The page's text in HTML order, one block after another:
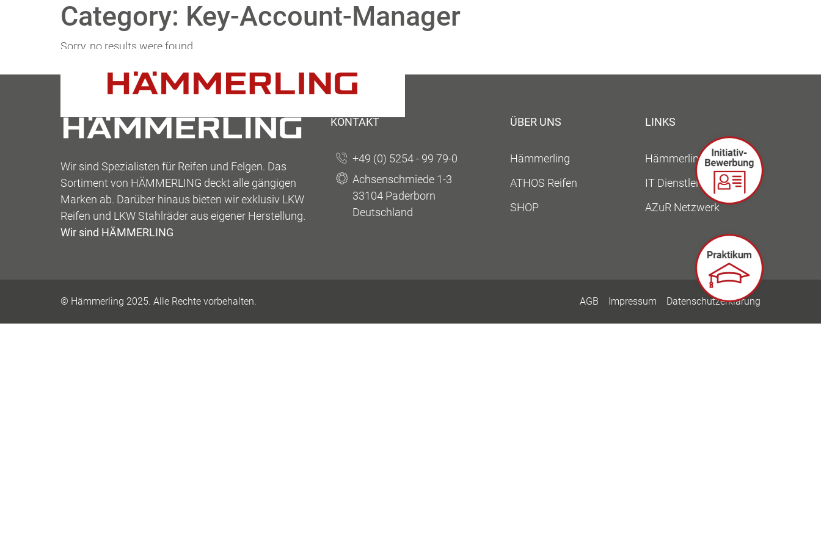
Zum Inhalt springenCategory: Key-Account-Manager
Sorry, no results were found.
Wir sind Spezialisten für Reifen und Felgen. Das
Sortiment von HÄMMERLING deckt alle gängigen
Marken ab. Darüber hinaus bieten wir exklusiv LKW
Reifen und LKW Stahlräder aus eigener Herstellung.
Wir sind HÄMMERLING
KONTAKT
+49 (0) 5254 - 99 79-0
Achsenschmiede 1-3
33104 Paderborn
Deutschland
ÜBER UNS
Hämmerling
ATHOS Reifen
SHOP
LINKS
Hämmerling Gruppe
IT Dienstleistungen
AZuR Netzwerk
© Hämmerling 2025. Alle Rechte vorbehalten. AGB Impressum Datenschutzerklärung